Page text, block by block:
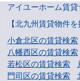
アイユーホーム賃貸
【北九州賃貸物件を
小倉北区の賃貸検索
八幡西区の賃貸検索
若松区の賃貸検索
門司区の賃貸検索